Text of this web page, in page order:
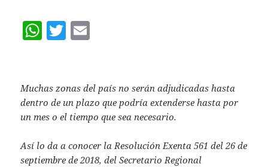
W
s
A
p
p
T
erl
Muchas zonas del país no serán adjudicadas hasta
dentro de un plazo que podría extenderse hasta por
un mes o el tiempo que sea necesario.
Así lo da a conocer la Resolución Exenta 561 del 26 de
septiembre de 2018, del Secretario Regional